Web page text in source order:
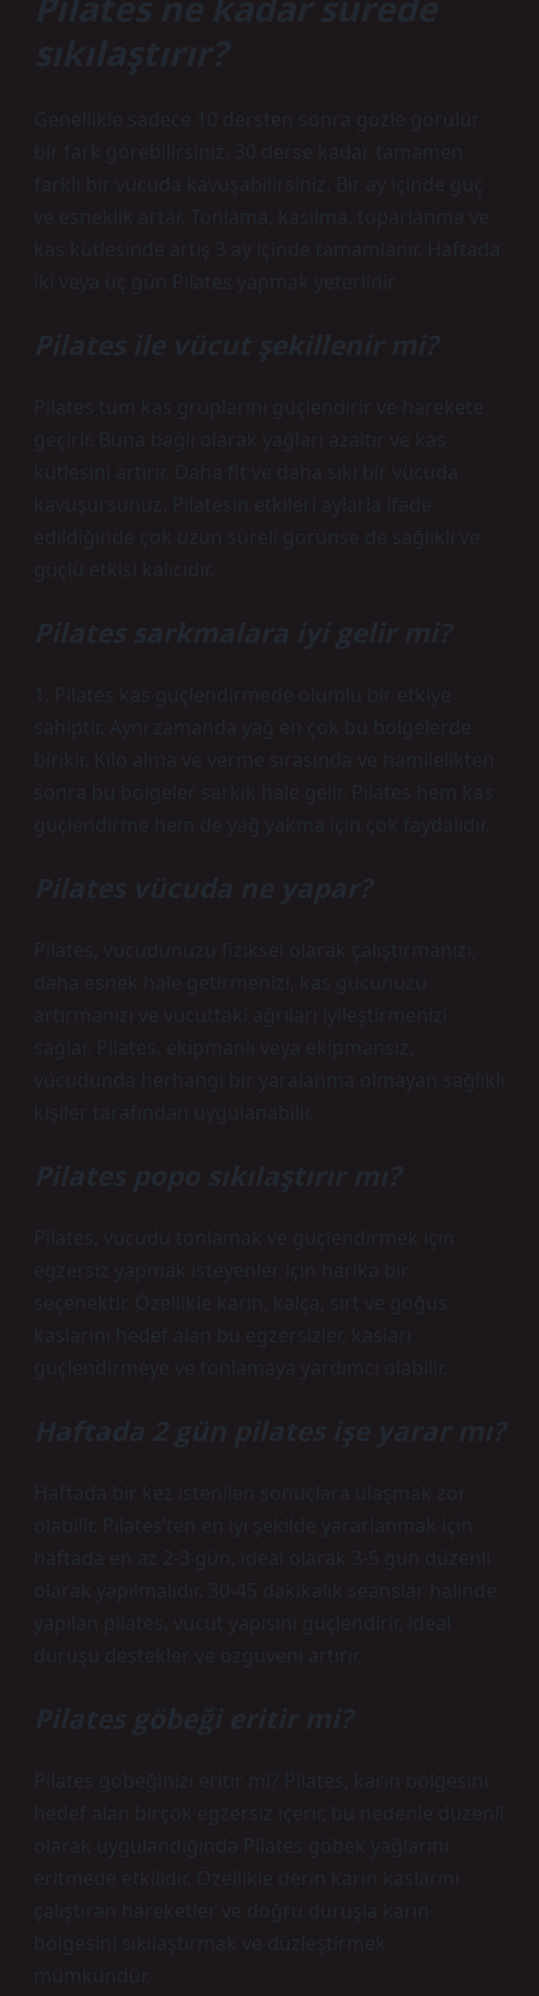
sıkılaştırır?
Genellikle sadece 10 dersten sonra gözle görülür
bir fark görebilirsiniz. 30 derse kadar tamamen
farklı bir vücuda kavuşabilirsiniz. Bir ay içinde güç
ve esneklik artar. Tonlama, kasılma, toparlanma ve
kas kütlesinde artış 3 ay içinde tamamlanır. Haftada
iki veya üç gün Pilates yapmak yeterlidir.
Pilates ile vücut şekillenir mi?
Pilates tüm kas gruplarını güçlendirir ve harekete
geçirir. Buna bağlı olarak yağları azaltır ve kas
kütlesini artırır. Daha fit ve daha sıkı bir vücuda
kavuşursunuz. Pilatesin etkileri aylarla ifade
edildiğinde çok uzun süreli görünse de sağlıklı ve
güçlü etkisi kalıcıdır.
Pilates sarkmalara iyi gelir mi?
1. Pilates kas güçlendirmede olumlu bir etkiye
sahiptir. Aynı zamanda yağ en çok bu bölgelerde
birikir. Kilo alma ve verme sırasında ve hamilelikten
sonra bu bölgeler sarkık hale gelir. Pilates hem kas
güçlendirme hem de yağ yakma için çok faydalıdır.
Pilates vücuda ne yapar?
Pilates, vücudunuzu fiziksel olarak çalıştırmanızı,
daha esnek hale getirmenizi, kas gücünüzü
artırmanızı ve vücuttaki ağrıları iyileştirmenizi
sağlar. Pilates, ekipmanlı veya ekipmansız,
vücudunda herhangi bir yaralanma olmayan sağlıklı
kişiler tarafından uygulanabilir.
Pilates popo sıkılaştırır mı?
Pilates, vücudu tonlamak ve güçlendirmek için
egzersiz yapmak isteyenler için harika bir
seçenektir. Özellikle karın, kalça, sırt ve göğüs
kaslarını hedef alan bu egzersizler, kasları
güçlendirmeye ve tonlamaya yardımcı olabilir.
Haftada 2 gün pilates işe yarar mı?
Haftada bir kez istenilen sonuçlara ulaşmak zor
olabilir. Pilates’ten en iyi şekilde yararlanmak için
haftada en az 2-3 gün, ideal olarak 3-5 gün düzenli
olarak yapılmalıdır. 30-45 dakikalık seanslar halinde
yapılan pilates, vücut yapısını güçlendirir, ideal
duruşu destekler ve özgüveni artırır.
Pilates göbeği eritir mi?
Pilates göbeğinizi eritir mi? Pilates, karın bölgesini
hedef alan birçok egzersiz içerir, bu nedenle düzenli
olarak uygulandığında Pilates göbek yağlarını
eritmede etkilidir. Özellikle derin karın kaslarını
çalıştıran hareketler ve doğru duruşla karın
bölgesini sıkılaştırmak ve düzleştirmek
mümkündür.